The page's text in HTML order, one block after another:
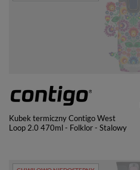
Kubek termiczny Contigo West
Loop 2.0 470ml - Folklor - Stalowy